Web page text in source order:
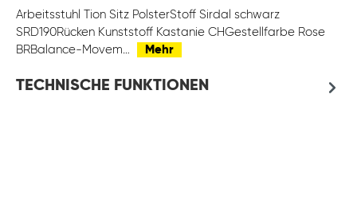
Arbeitsstuhl Tion Sitz PolsterStoff Sirdal schwarz
SRD190Rücken Kunststoff Kastanie CHGestellfarbe Rose
BRBalance-Movem…
Mehr
TECHNISCHE FUNKTIONEN